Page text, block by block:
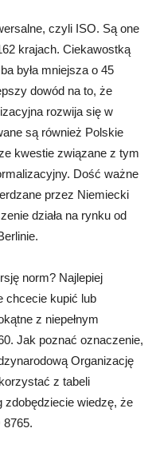
czyli ISO. Są one
krajach. Ciekawostką
była mniejsza o 45
dowód na to, że
rozwija się w
są również Polskie
kwestie związane z tym
Dość ważne
przez Niemiecki
działa na rynku od
norm? Najlepiej
chcecie kupić lub
z niepełnym
Jak poznać oznaczenie,
Organizację
z tabeli
zdobędziecie wiedzę, że